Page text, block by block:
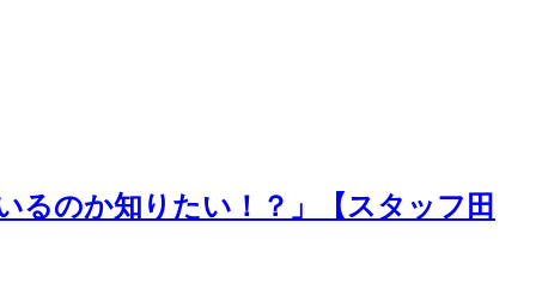
るのか知りたい！？」【スタッフ田